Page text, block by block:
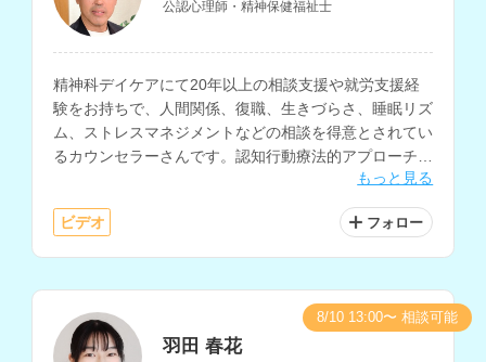
公認心理師・精神保健福祉士
精神科デイケアにて20年以上の相談支援や就労支援経
験をお持ちで、人間関係、復職、生きづらさ、睡眠リズ
ム、ストレスマネジメントなどの相談を得意とされてい
るカウンセラーさんです。認知行動療法的アプローチを
ベースに、心の回復力を高めたり物事の捉え方を変える
ためのサポートにも対応されています。
もっと見る
ビデオ フォロー
羽田 春花
8/10 13:00〜 相談可能